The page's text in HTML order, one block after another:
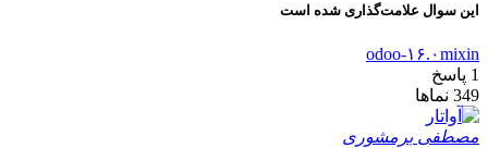
این سوال علامت‌گذاری شده است
odoo-۱۶.۰mixin
1 پاسخ
349 نماها
مصطفی برمشوری